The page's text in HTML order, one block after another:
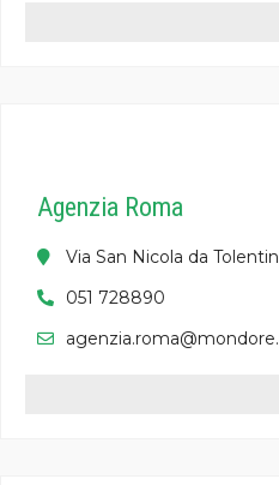
Agenzia Roma
Via San Nicola da
051 728890